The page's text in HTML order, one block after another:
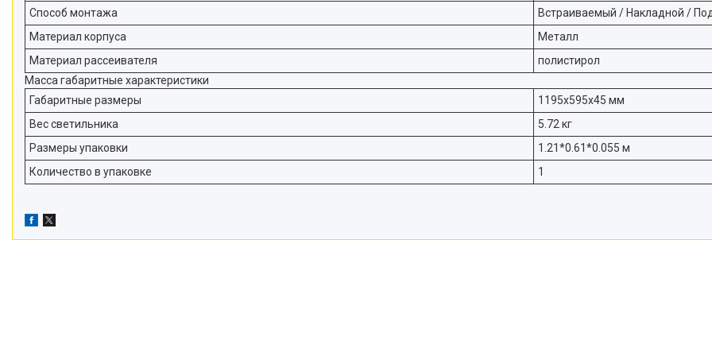
Способ монтажа
Встраиваемый / Накладной /
Материал корпуса
Металл
Материал рассеивателя
полистирол
Масса габаритные характеристики
Габаритные размеры
1195х595х45 мм
Вес светильника
5.72 кг
Размеры упаковки
1.21*0.61*0.055 м
Количество в упаковке
1